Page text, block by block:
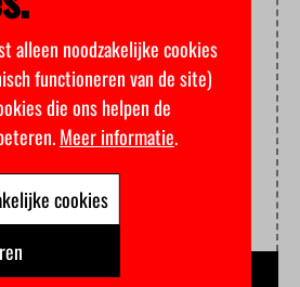
alleen noodzakelijke cookies
functioneren van de site)
die ons helpen de
Meer informatie.
cookies